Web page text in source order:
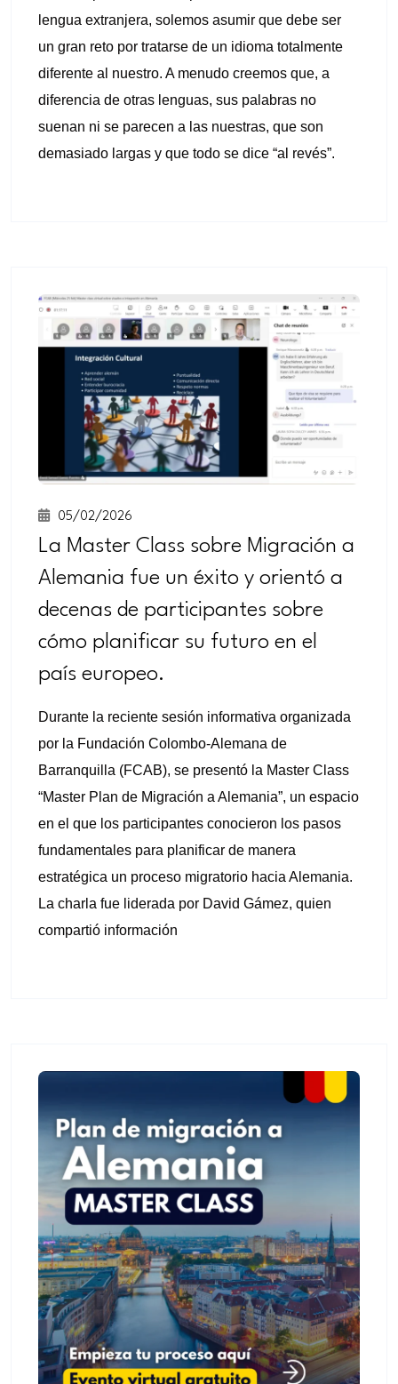
lengua extranjera, solemos asumir que debe ser
un gran reto por tratarse de un idioma totalmente
diferente al nuestro. A menudo creemos que, a
diferencia de otras lenguas, sus palabras no
suenan ni se parecen a las nuestras, que son
demasiado largas y que todo se dice “al revés”.
05/02/2026
La Master Class sobre Migración a
Alemania fue un éxito y orientó a
decenas de participantes sobre
cómo planificar su futuro en el
país europeo.
Durante la reciente sesión informativa organizada
por la Fundación Colombo-Alemana de
Barranquilla (FCAB), se presentó la Master Class
“Master Plan de Migración a Alemania”, un espacio
en el que los participantes conocieron los pasos
fundamentales para planificar de manera
estratégica un proceso migratorio hacia Alemania.
La charla fue liderada por David Gámez, quien
compartió información